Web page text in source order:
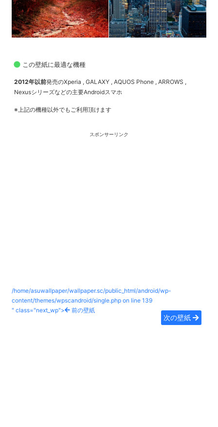
この壁紙に最適な機種
2012年以前発売のXperia , GALAXY , AQUOS Phone , ARROWS ,
Nexusシリーズなどの主要Androidスマホ
※上記の機種以外でもご利用頂けます
スポンサーリンク
/home/asuwallpaper/wallpaper.sc/public_html/android/wp-
content/themes/wpscandroid/single.php on line 139
" class="next_wp">
前の壁紙
次の壁紙